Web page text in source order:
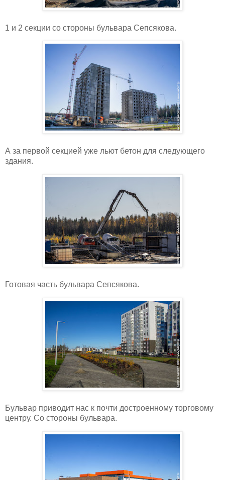
1 и 2 секции со стороны бульвара Сепсякова.
А за первой секцией уже льют бетон для следующего
здания.
Готовая часть бульвара Сепсякова.
Бульвар приводит нас к почти достроенному торговому
центру. Со стороны бульвара.